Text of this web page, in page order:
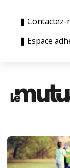
❚ Contactez-
❚ Espace